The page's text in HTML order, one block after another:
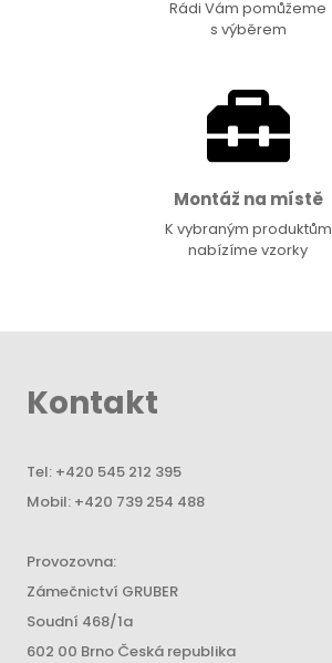
Rádi Vám pomůžeme
s výběrem
Montáž na místě
K vybraným produktům
nabízíme vzorky
Kontakt
Tel: +420 545 212 395
Mobil: +420 739 254 488
Provozovna:
Zámečnictví GRUBER
Soudní 468/1a
602 00 Brno Česká republika